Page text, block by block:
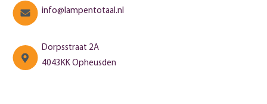
info@lampentotaal.nl
Dorpsstraat 2A
4043KK Opheusden